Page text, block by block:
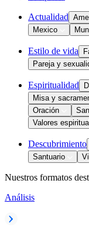
Actualidad
Mexico
Estilo de vida
Pareja y
Espiritualidad
Misa y
Oración
Valores
Descubrimiento
Santuario
Nuestros formatos
Análisis